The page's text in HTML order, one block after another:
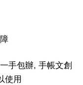
手包辦, 手帳文創
使用